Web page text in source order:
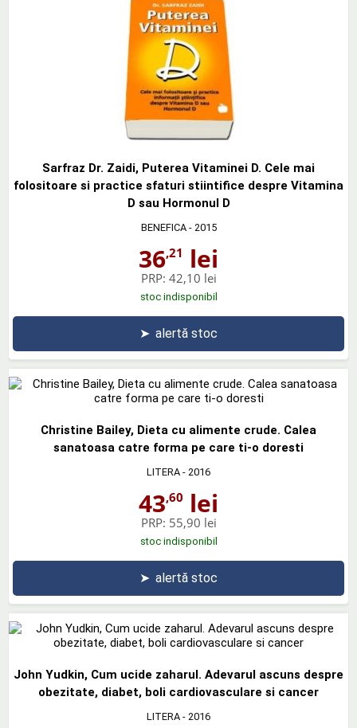
Sarfraz Dr. Zaidi, Puterea Vitaminei D. Cele mai
folositoare si practice sfaturi stiintifice despre Vitamina
D sau Hormonul D
BENEFICA- 2015
36,21 lei
PRP: 42,10 lei
stoc indisponibil
➤ alertă stoc
Christine Bailey, Dieta cu alimente crude. Calea
sanatoasa catre forma pe care ti-o doresti
LITERA - 2016
43,60 lei
PRP: 55,90 lei
stoc indisponibil
➤ alertă stoc
John Yudkin, Cum ucide zaharul. Adevarul ascuns despre
obezitate, diabet, boli cardiovasculare si cancer
LITERA - 2016